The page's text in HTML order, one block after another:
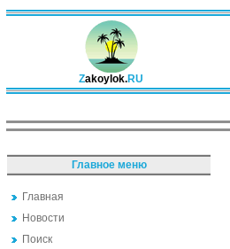
Zakoylok.RU
Главное меню
Главная
Новости
Поиск